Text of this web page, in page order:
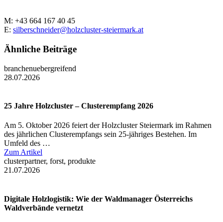
M: +43 664 167 40 45
E: silberschneider@holzcluster-steiermark.at
Ähnliche Beiträge
branchenuebergreifend
28.07.2026
25 Jahre Holzcluster – Clusterempfang 2026
Am 5. Oktober 2026 feiert der Holzcluster Steiermark im Rahmen
des jährlichen Clusterempfangs sein 25-jähriges Bestehen. Im
Umfeld des …
Zum Artikel
clusterpartner, forst, produkte
21.07.2026
Digitale Holzlogistik: Wie der Waldmanager Österreichs
Waldverbände vernetzt